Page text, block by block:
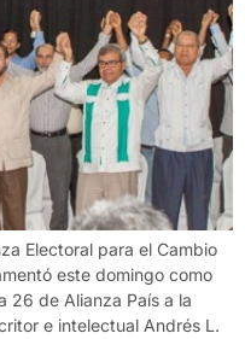
Electoral para el Cambio
este domingo como
26 de Alianza País a la
e intelectual Andrés L.